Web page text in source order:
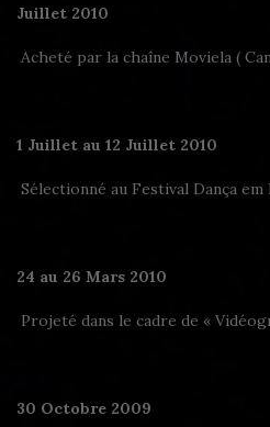
Juillet 2010
Acheté par la chaîne Moviela (
1 Juillet au 12 Juillet 2010
Sélectionné au Festival Dança
24 au 26 Mars 2010
Projeté dans le cadre de «
30 Octobre 2009